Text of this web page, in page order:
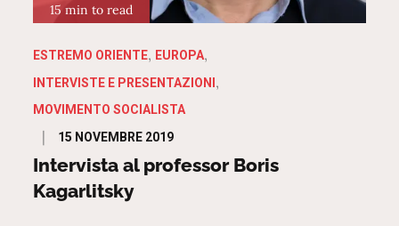
15 min to read
ESTREMO ORIENTE
EUROPA
INTERVISTE E PRESENTAZIONI
MOVIMENTO SOCIALISTA
Posted
on
15 NOVEMBRE 2019
Intervista al professor Boris
Kagarlitsky